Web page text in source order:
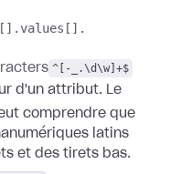
values[].​
^[-_.\d\w]+$
d'un attribut. Le
comprendre que
latins
et des tirets bas.